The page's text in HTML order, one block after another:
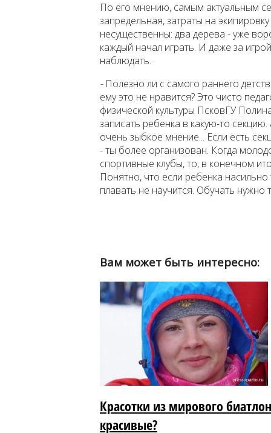
По его мнению, самым актуальным
запредельная, затраты на
несущественны: два дерева - уже
каждый начал играть. И даже за
наблюдать.
- Полезно ли с самого раннего
ему это не нравится?Это чисто
физической культуры ПсковГУ
записать ребенка в какую-то
очень зыбкое мнение... Если есть
- ты более организован. Когда
спортивные клубы, то, в конечном
Понятно, что если ребенка
плавать не научится. Обучать
Вам может быть интересно:
Красотки из мирового
красивые?